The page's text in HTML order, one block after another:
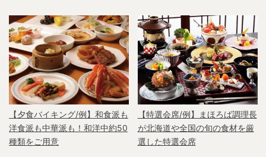
【夕食バイキング/例】和食派も
洋食派も中華派も！和洋中約50
種類をご用意
【特選会席/例】まほろば調理長
が北海道や全国の旬の食材を厳
選した特選会席